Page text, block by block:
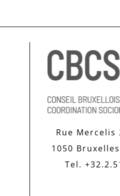
Rue Mercelis
1050
Tel.